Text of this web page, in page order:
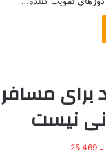
نیست
25,469